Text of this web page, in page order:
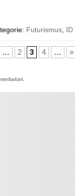
Futurismus, ID
… 2 3 4 … »
media4art